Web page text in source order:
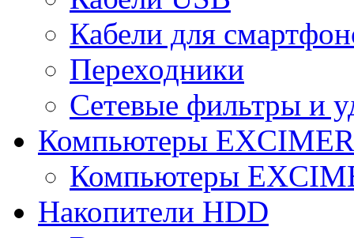
Кабели для
Переходники
Сетевые фильтры и
Компьютеры
Компьютеры
Накопители HDD